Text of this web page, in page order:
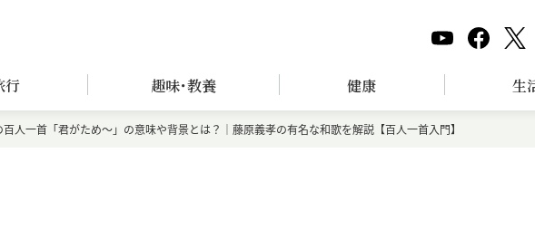
行 趣味･教養 健康 生
人一首「君がため～」の意味や背景とは？｜藤原義孝の有名な和歌を解説【百人一首入門】